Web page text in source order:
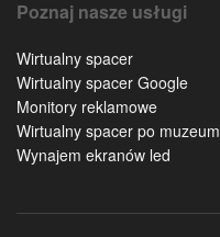
Poznaj nasze usługi
Wirtualny spacer
Wirtualny spacer Google
Monitory reklamowe
Wirtualny spacer po muzeum
Wynajem ekranów led